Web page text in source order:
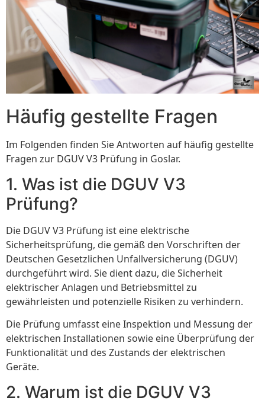
Häufig gestellte Fragen
Im Folgenden finden Sie Antworten auf häufig gestellte
Fragen zur DGUV V3 Prüfung in Goslar.
1. Was ist die DGUV V3
Prüfung?
Die DGUV V3 Prüfung ist eine elektrische
Sicherheitsprüfung, die gemäß den Vorschriften der
Deutschen Gesetzlichen Unfallversicherung (DGUV)
durchgeführt wird. Sie dient dazu, die Sicherheit
elektrischer Anlagen und Betriebsmittel zu
gewährleisten und potenzielle Risiken zu verhindern.
Die Prüfung umfasst eine Inspektion und Messung der
elektrischen Installationen sowie eine Überprüfung der
Funktionalität und des Zustands der elektrischen
Geräte.
2. Warum ist die DGUV V3